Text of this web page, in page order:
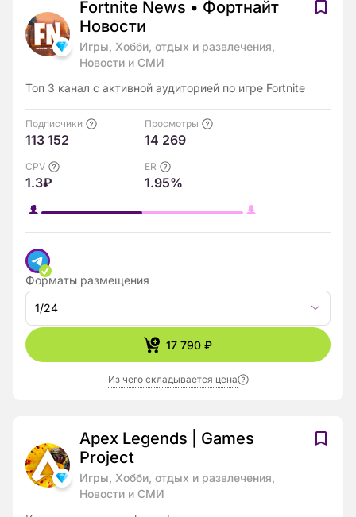
Fortnite News • Фортнайт
Новости
Игры, Хобби, отдых и развлечения,
Новости и СМИ
Топ 3 канал с активной аудиторией по игре Fortnite
Подписчики
113 152
Просмотры
14 269
CPV
1.3₽
ER
1.95%
Форматы размещения
1/24
17 790 ₽
Из чего складывается цена
Apex Legends | Games
Project
Игры, Хобби, отдых и развлечения,
Новости и СМИ